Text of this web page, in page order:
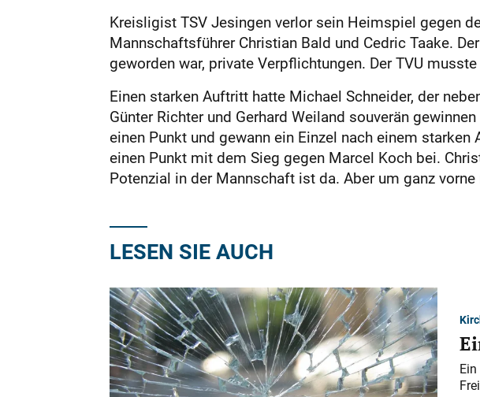
Kreisligist TSV Jesingen verlor sein Heimspiel gegen
Mannschaftsführer Christian Bald und Cedric Taake.
geworden war, private Verpflichtungen. Der TVU
Einen starken Auftritt hatte Michael Schneider, der
Günter Richter und Gerhard Weiland souverän
einen Punkt und gewann ein Einzel nach einem
einen Punkt mit dem Sieg gegen Marcel Koch bei.
Potenzial in der Mannschaft ist da. Aber um ganz
LESEN SIE AUCH